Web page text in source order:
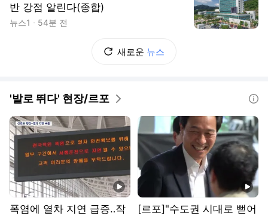
반 강점 알린다(종합)
뉴스1 54분 전
새로운 뉴스
'발로 뛰다' 현장/르포
폭염에 열차 지연 급증‥작
[르포]"수도권 시대로 뻗어